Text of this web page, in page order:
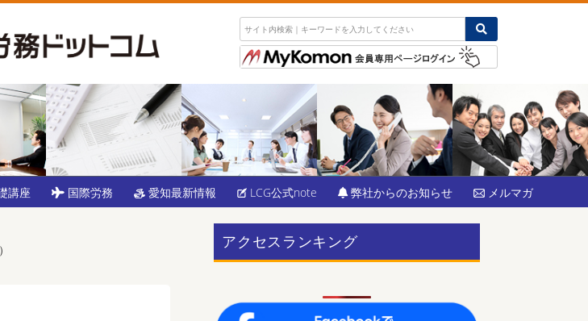
講座 国際労務 愛知最新情報 LCG公式note 弊社からのお知らせ メルマガ
アクセスランキング